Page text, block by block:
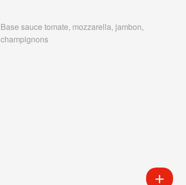
Base sauce tomate, mozzarella, jambon,
champignons